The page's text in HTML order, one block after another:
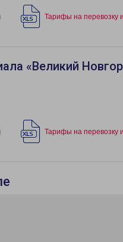
Тарифы на перевозку
«Великий
Тарифы на перевозку